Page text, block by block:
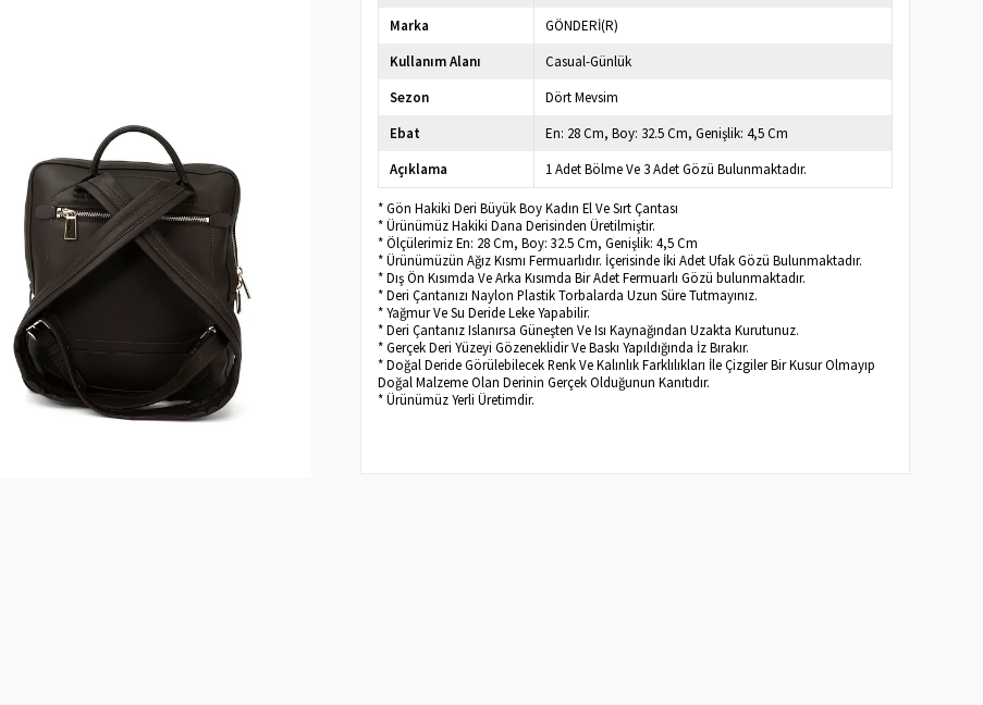
Marka
GÖNDERİ(R)
Kullanım Alanı
Casual-Günlük
Sezon
Dört Mevsim
Ebat
En: 28 Cm, Boy: 32.5 Cm, Genişlik: 4,5 Cm
Açıklama
1 Adet Bölme Ve 3 Adet Gözü Bulunmaktadır.
* Gön Hakiki Deri Büyük Boy Kadın El Ve Sırt Çantası
* Ürünümüz Hakiki Dana Derisinden Üretilmiştir.
* Ölçülerimiz En: 28 Cm, Boy: 32.5 Cm, Genişlik: 4,5 Cm
* Ürünümüzün Ağız Kısmı Fermuarlıdır. İçerisinde İki Adet Ufak Gözü Bulunmaktadır.
* Dış Ön Kısımda Ve Arka Kısımda Bir Adet Fermuarlı Gözü bulunmaktadır.
* Deri Çantanızı Naylon Plastik Torbalarda Uzun Süre Tutmayınız.
* Yağmur Ve Su Deride Leke Yapabilir.
* Deri Çantanız Islanırsa Güneşten Ve Isı Kaynağından Uzakta Kurutunuz.
* Gerçek Deri Yüzeyi Gözeneklidir Ve Baskı Yapıldığında İz Bırakır.
* Doğal Deride Görülebilecek Renk Ve Kalınlık Farklılıkları İle Çizgiler Bir Kusur Olmayıp
Doğal Malzeme Olan Derinin Gerçek Olduğunun Kanıtıdır.
* Ürünümüz Yerli Üretimdir.